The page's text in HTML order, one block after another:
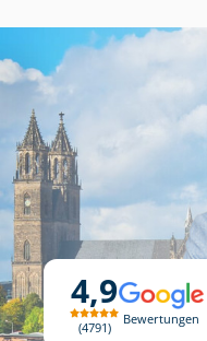
4,9
4791
Bewertungen